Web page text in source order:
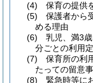
(4)
保育の提供
(5)
保護者から
める理由
(6)
乳児、満3
分ごとの利用
(7)
保育所の利
たっての留意
(8)
緊急時等に